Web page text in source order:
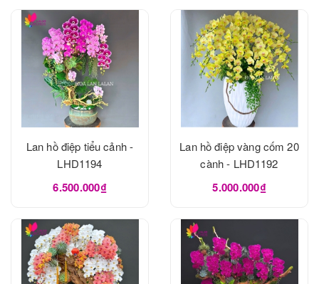
Lan hồ điệp tiểu cảnh -
LHD1194
6.500.000₫
Lan hồ điệp vàng cốm 20
cành - LHD1192
5.000.000₫